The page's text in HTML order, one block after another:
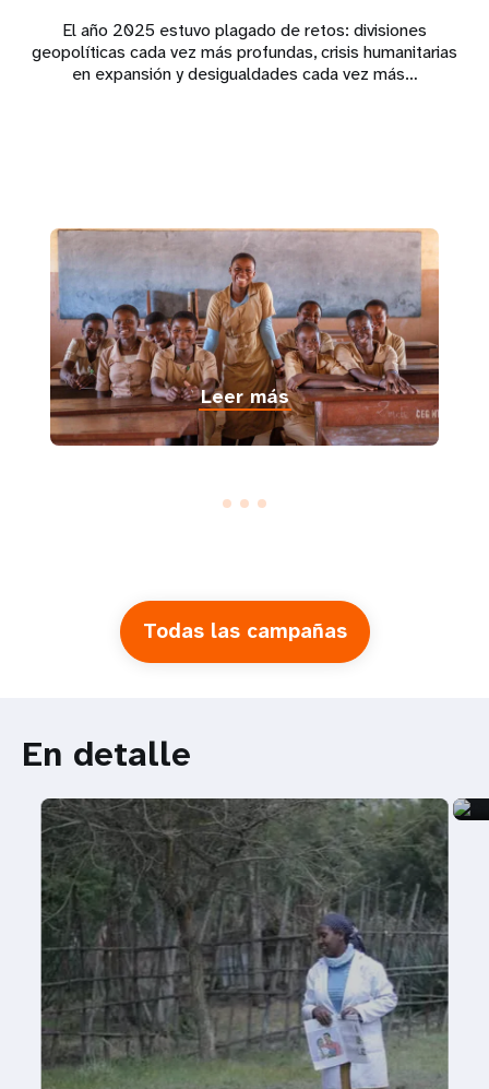
El año 2025 estuvo plagado de retos: divisiones
geopolíticas cada vez más profundas, crisis humanitarias
en expansión y desigualdades cada vez más…
Leer más
Todas las campañas
En detalle